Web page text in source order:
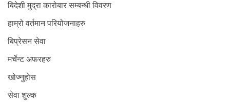
बिदेशी मुद्रा कारोबार सम्बन्धी विवरण
हाम्रो वर्तमान परियोजनाहरु
बिप्रेसन सेवा
मर्चेन्ट अफरहरु
खोज्नुहोस
सेवा शुल्क